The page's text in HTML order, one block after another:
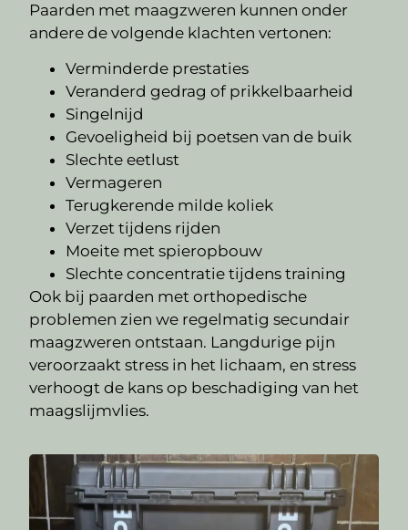
Paarden met maagzweren kunnen onder
andere de volgende klachten vertonen:
Verminderde prestaties
Veranderd gedrag of prikkelbaarheid
Singelnijd
Gevoeligheid bij poetsen van de buik
Slechte eetlust
Vermageren
Terugkerende milde koliek
Verzet tijdens rijden
Moeite met spieropbouw
Slechte concentratie tijdens training
Ook bij paarden met orthopedische
problemen zien we regelmatig secundair
maagzweren ontstaan. Langdurige pijn
veroorzaakt stress in het lichaam, en stress
verhoogt de kans op beschadiging van het
maagslijmvlies.